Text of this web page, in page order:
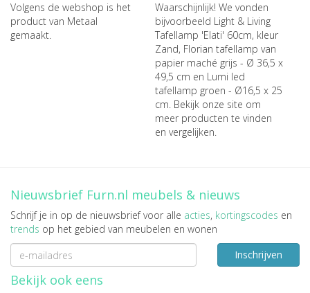
Volgens de webshop is het
product van Metaal
gemaakt.
Waarschijnlijk! We vonden
bijvoorbeeld Light & Living
Tafellamp 'Elati' 60cm, kleur
Zand, Florian tafellamp van
papier maché grijs - Ø 36,5 x
49,5 cm en Lumi led
tafellamp groen - Ø16,5 x 25
cm. Bekijk onze site om
meer producten te vinden
en vergelijken.
Nieuwsbrief Furn.nl meubels & nieuws
Schrijf je in op de nieuwsbrief voor alle acties, kortingscodes en
trends op het gebied van meubelen en wonen
Inschrijven
Bekijk ook eens